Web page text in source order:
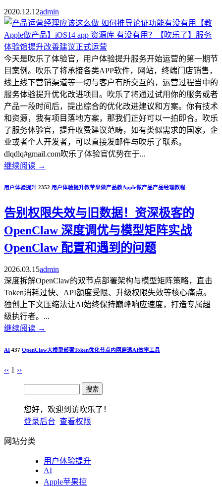
2020.12.12admin
今天是吹乐了体验官，用户体验提升服务开始运营的第一期节
目案例。吹乐了将承接各类APP软件，网站，终端门店销售，
线上线下营销渠道等一切与客户有所交互的，运营过程当中的
服务体验提升优化改进项目。吹乐了将通过试用你的服务或者
产品一段时间后，提出综合的优化改进建议和方案。你有技术
和资源，我有项目落地方案，那我们正好可以一拍即合。吹乐
了服务体验官，提升收费建议范畴，如有类似需求的国家，企
业或者个人开发者，可以直接发邮件与吹乐了联系。
dlqdlq#gmail.com吹乐了体验官优势在于...
继续阅读 →
用户体验提升 2352 用户体验提升教苹果做产品教Apple做产品产品经理教程
告别权限失效与旧数据！资深极客的
OpenClaw 深度调优与模型矩阵实战
OpenClaw 配置和遇到的问题
2026.03.15admin
深度拆解OpenClaw的双节点部署架构与模型矩阵策略，直击
Token消耗过快、API额度受限、升级权限失效等核心痛点。
独创上下文压缩法让AI始终保持巅峰响应速度，打造专属超
级执行者。...
继续阅读 →
AI 437 OpenClaw大模型部署Token优化节点内网穿透AI效率工具
‹‹ 1 ››
您好，欢迎到访吹乐了！
登录后台 查看权限
网站分类
用户体验提升
AI
Apple苹果控